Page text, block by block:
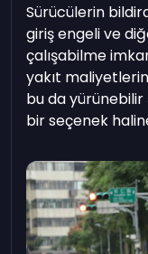
Sürücülerin
giriş engeli ve
çalışabilme
yakıt
bu da
bir seçenek